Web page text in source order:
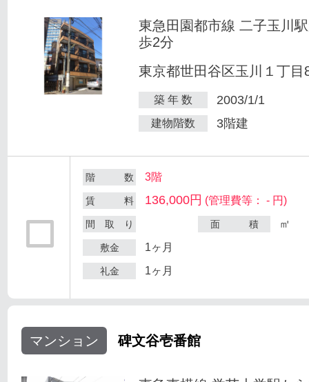
東急田園都市線 二子玉川
歩2分
東京都世田谷区玉川１丁目
築 年 数 2003/1/1
建物階数 3階建
階 数 3階
賃 料 136,000円 (管理費等： - 円)
間 取 り 面 積 ㎡
敷金 1ヶ月
礼金 1ヶ月
マンション 碑文谷壱番館